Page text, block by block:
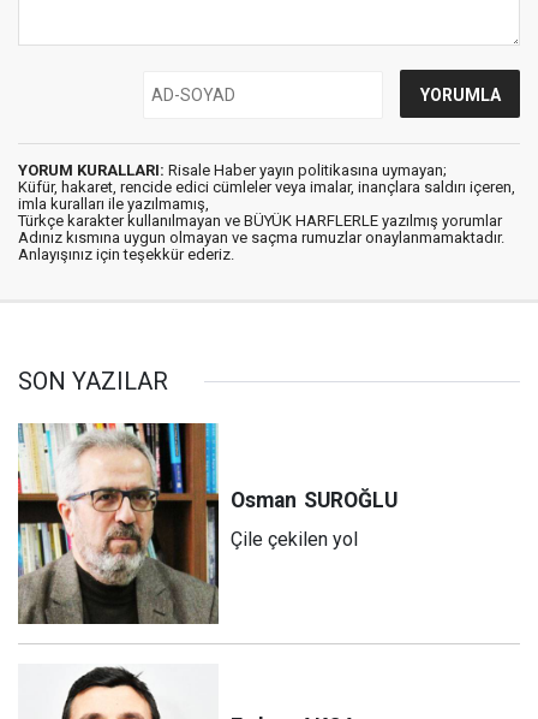
YORUM KURALLARI: Risale Haber yayın politikasına uymayan;
Küfür, hakaret, rencide edici cümleler veya imalar, inançlara saldırı içeren,
imla kuralları ile yazılmamış,
Türkçe karakter kullanılmayan ve BÜYÜK HARFLERLE yazılmış yorumlar
Adınız kısmına uygun olmayan ve saçma rumuzlar onaylanmamaktadır.
Anlayışınız için teşekkür ederiz.
SON YAZILAR
Osman SUROĞLU
Çile çekilen yol